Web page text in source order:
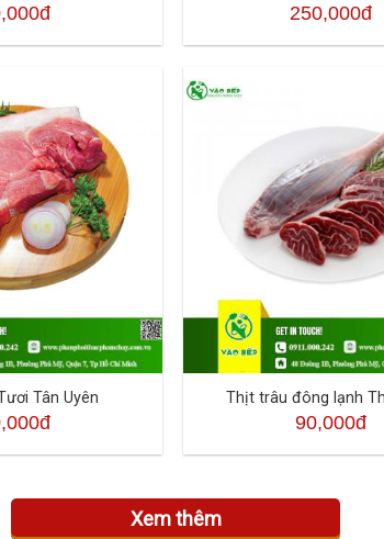
250,000đ
Tân Uyên Thịt trâu đông lạnh
90,000đ
Xem thêm